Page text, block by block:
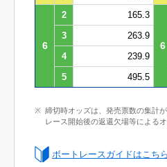
6
2 165.3
6
3
263.9
4
239.9
5
495.5
締切時オッズは、発売票数の集計
レース開始後の返還欠場等による
ボートレースガイドはこちら